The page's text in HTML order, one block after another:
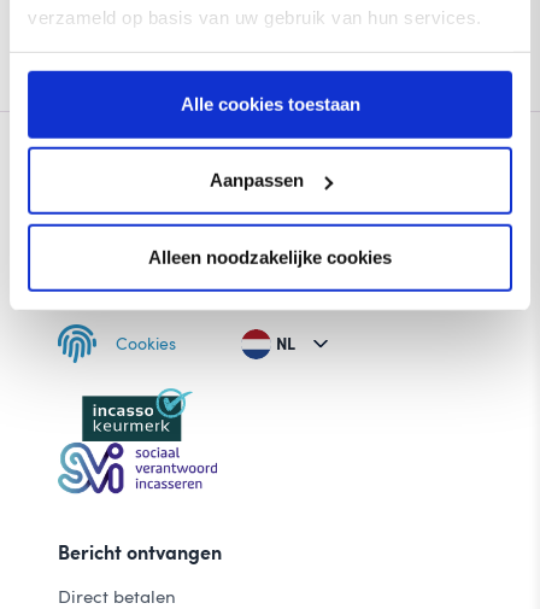
verzameld op basis van uw gebruik van hun services.
Alle cookies toestaan
Aanpassen
Alleen noodzakelijke cookies
Cookies NL
Bericht ontvangen
Direct betalen